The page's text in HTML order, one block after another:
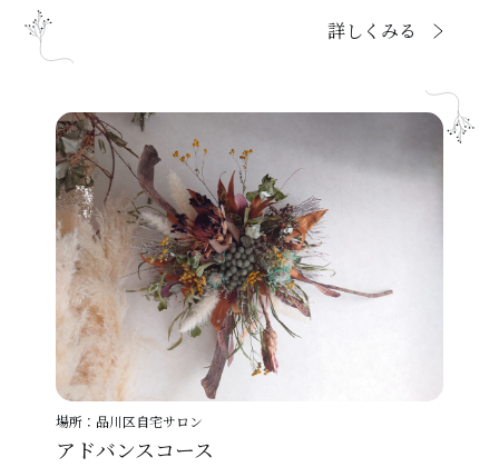
詳しくみる
アドバンスコース
場所：品川区自宅サロン